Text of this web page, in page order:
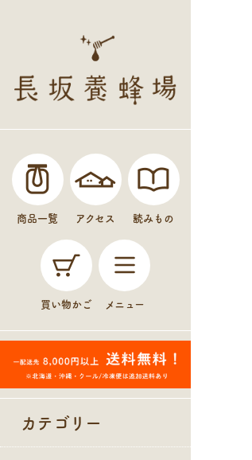
商品一覧 アクセス 読みもの
買い物かご メニュー
カテゴリー